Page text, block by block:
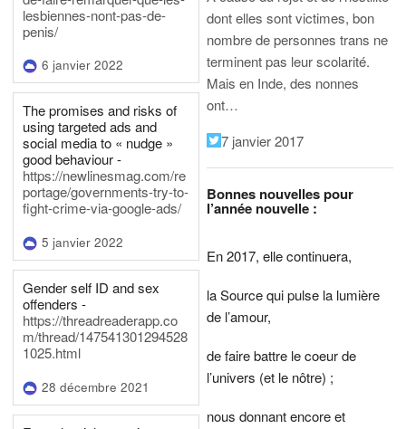
lesbiennes-nont-pas-de-
penis/
6 janvier 2022
The promises and risks of
using targeted ads and
social media to « nudge »
good behaviour -
https://newlinesmag.com/re
portage/governments-try-to-
fight-crime-via-google-ads/
5 janvier 2022
Gender self ID and sex
offenders -
https://threadreaderapp.co
m/thread/147541301294528
1025.html
28 décembre 2021
dont elles sont victimes, bon
nombre de personnes trans ne
terminent pas leur scolarité.
Mais en Inde, des nonnes
ont…
7 janvier 2017
Bonnes nouvelles pour
l’année nouvelle :
En 2017, elle continuera,
la Source qui pulse la lumière
de l’amour,
de faire battre le coeur de
l’univers (et le nôtre) ;
nous donnant encore et